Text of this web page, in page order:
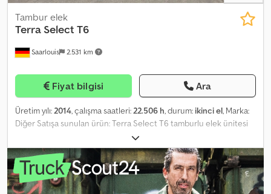
Saarlouis 2.531 km
Tambur elek
Terra Select T6
Fiyat bilgisi Ara
Üretim yılı:2014, çalışma saatleri:22.506 h, durum: ikinci el, Marka:
Diğer Satışa sunulan ürün: Terra Select T6 tamburlu elek ünitesi
İmalat yılı: 2014. Makine, dizel motorla çalışır ve mobil bir
römork/tandem akslı model olarak tasarlanmıştır. Araç verileri /
Teknik veriler / Donanım Terra Select T6 Araç durumu: İkinci el
araç Araç tipi: İş makinesi Araç modeli: Tamburlu elek ünitesi / Elek
ünitesi Üretici: Terra Select Model: T6 Şasi numarası / Seri